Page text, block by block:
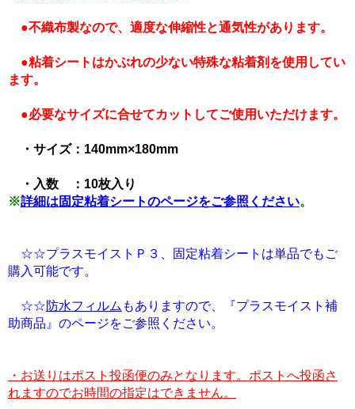
●不織布製なので、適度な伸縮性と通気性があります。
●粘着シートはかぶれの少ない特殊な粘着剤を使用してい
ます。
●必要なサイズに合せてカットしてご使用いただけます。
・サイズ：140mm×180mm
・入数 ：10枚入り
※詳細は固定粘着シートのページをご参照ください。
☆☆プラスモイストＰ３、固定粘着シートは単品でもご
購入可能です。
☆☆防水フィルム もありますので、『プラスモイスト補
助商品』のページをご参照ください。
・お送りはポスト投函便のみとなります。ポストへ投函さ
れますのでお時間の指定はできません。